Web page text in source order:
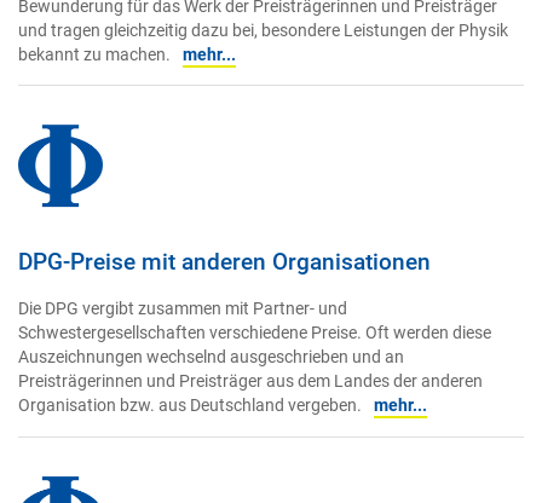
Bewunderung für das Werk der Preisträgerinnen und Preisträger
und tragen gleichzeitig dazu bei, besondere Leistungen der Physik
bekannt zu machen.
mehr...
DPG-Preise mit anderen Organisationen
Die DPG vergibt zusammen mit Partner- und
Schwestergesellschaften verschiedene Preise. Oft werden diese
Auszeichnungen wechselnd ausgeschrieben und an
Preisträgerinnen und Preisträger aus dem Landes der anderen
Organisation bzw. aus Deutschland vergeben.
mehr...